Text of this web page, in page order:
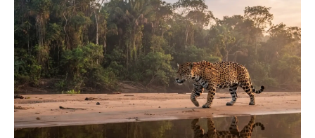
Últimas noticias
Jacamim usa vocalização grave que
atravessa o sub-bosque e mantém o...
5 de agosto de 2026